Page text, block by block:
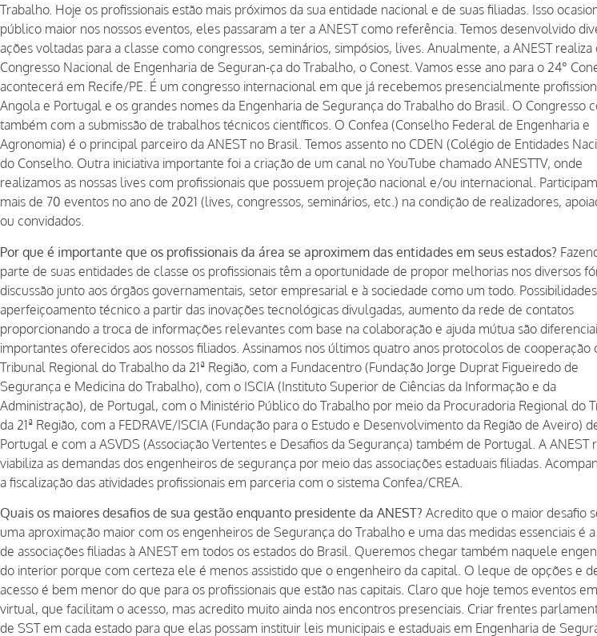
Trabalho. Hoje os profissionais estão mais próximos da sua entidade nacional e de suas filiadas. Isso
público maior nos nossos eventos, eles passaram a ter a ANEST como referência. Temos desenvolvido
ações voltadas para a classe como congressos, seminários, simpósios, lives. Anualmente, a ANEST realiza
Congresso Nacional de Engenharia de Seguran-ça do Trabalho, o Conest. Vamos esse ano para o 24°
acontecerá em Recife/PE. É um congresso internacional em que já recebemos presencialmente
Angola e Portugal e os grandes nomes da Engenharia de Segurança do Trabalho do Brasil. O Congresso
também com a submissão de trabalhos técnicos científicos. O Confea (Conselho Federal de Engenharia e
Agronomia) é o principal parceiro da ANEST no Brasil. Temos assento no CDEN (Colégio de Entidades
do Conselho. Outra iniciativa importante foi a criação de um canal no YouTube chamado ANESTTV, onde
realizamos as nossas lives com profissionais que possuem projeção nacional e/ou internacional.
mais de 70 eventos no ano de 2021 (lives, congressos, seminários, etc.) na condição de realizadores,
ou convidados.
Por que é importante que os profissionais da área se aproximem das entidades em seus estados?
parte de suas entidades de classe os profissionais têm a oportunidade de propor melhorias nos diversos
discussão junto aos órgãos governamentais, setor empresarial e à sociedade como um todo.
aperfeiçoamento técnico a partir das inovações tecnológicas divulgadas, aumento da rede de contatos
proporcionando a troca de informações relevantes com base na colaboração e ajuda mútua são
importantes oferecidos aos nossos filiados. Assinamos nos últimos quatro anos protocolos de cooperação
Tribunal Regional do Trabalho da 21ª Região, com a Fundacentro (Fundação Jorge Duprat Figueiredo de
Segurança e Medicina do Trabalho), com o ISCIA (Instituto Superior de Ciências da Informação e da
Administração), de Portugal, com o Ministério Público do Trabalho por meio da Procuradoria Regional do
da 21ª Região, com a FEDRAVE/ISCIA (Fundação para o Estudo e Desenvolvimento da Região de Aveiro)
Portugal e com a ASVDS (Associação Vertentes e Desafios da Segurança) também de Portugal. A ANEST
viabiliza as demandas dos engenheiros de segurança por meio das associações estaduais filiadas.
a fiscalização das atividades profissionais em parceria com o sistema Confea/CREA.
Quais os maiores desafios de sua gestão enquanto presidente da ANEST? Acredito que o maior desafio
uma aproximação maior com os engenheiros de Segurança do Trabalho e uma das medidas essenciais é
de associações filiadas à ANEST em todos os estados do Brasil. Queremos chegar também naquele
do interior porque com certeza ele é menos assistido que o engenheiro da capital. O leque de opções e
acesso é bem menor do que para os profissionais que estão nas capitais. Claro que hoje temos eventos
virtual, que facilitam o acesso, mas acredito muito ainda nos encontros presenciais. Criar frentes
de SST em cada estado para que elas possam instituir leis municipais e estaduais em Engenharia de